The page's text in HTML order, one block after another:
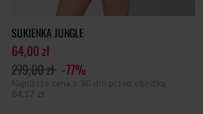
SUKIENKA JUNGLE
64,00 zł
279,00 zł -77%
Najniższa cena z 30 dni przed obniżką
64,17 zł